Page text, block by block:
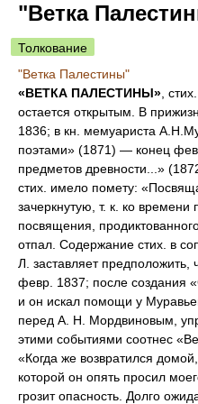
"Ветка
Толкование
"Ветка Палестины"
«ВЕТКА ПАЛЕСТИНЫ» ,
остается открытым. В
1836; в кн. мемуариста
поэтами» (1871) — конец
предметов древности...»
стих. имело помету:
зачеркнутую, т. к. ко
посвящения,
отпал. Содержание стих. в
Л. заставляет
февр. 1837; после создания
и он искал помощи у
перед А. Н. Мордвиновым,
этими событиями соотнес
«Когда же возвратился
которой он опять просил
грозит опасность. Долго